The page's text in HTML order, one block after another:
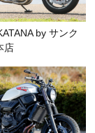
by サンク
店